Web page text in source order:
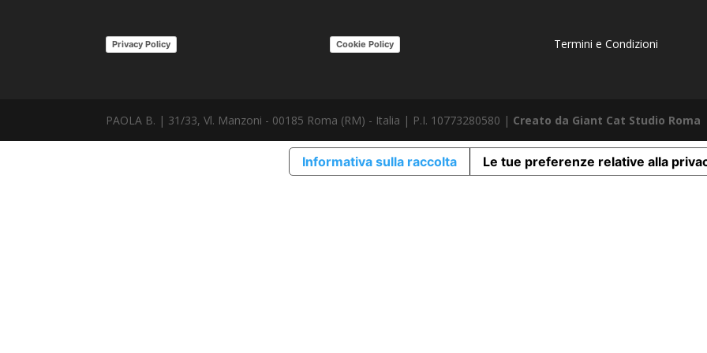
Privacy Policy Cookie Policy Termini e Condizioni
PAOLA B. | 31/33, Vl. Manzoni - 00185 Roma (RM) - Italia | P.I. 10773280580 | Creato da Giant Cat Studio Roma
Informativa sulla raccolta Le tue preferenze relative alla